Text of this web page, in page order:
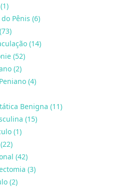
Pênis (6)
(14)
(52)
(2)
(4)
Benigna (11)
(15)
(1)
(42)
(3)
(2)